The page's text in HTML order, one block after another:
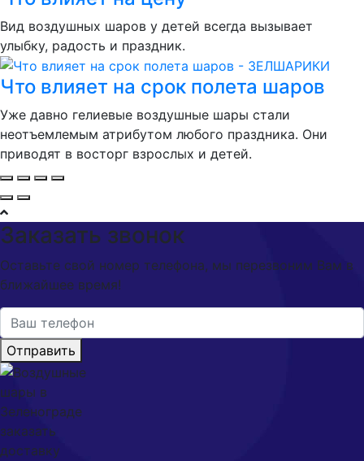
Вид воздушных шаров у детей всегда вызывает
улыбку, радость и праздник.
Что влияет на срок полета шаров
Уже давно гелиевые воздушные шары стали
неотъемлемым атрибутом любого праздника. Они
приводят в восторг взрослых и детей.
Заказать звонок
Оставьте свой номер телефона, мы перезвоним Вам в
ближайшее время!
Отправить